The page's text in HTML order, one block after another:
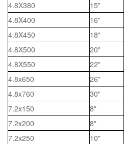
4.8X380
15"
4.8X400
16"
4.8X450
18"
4.8X500
20"
4.8X550
22"
4.8x650
26"
4.8x760
30"
7.2x150
8"
7.2x200
8"
7.2x250
10"